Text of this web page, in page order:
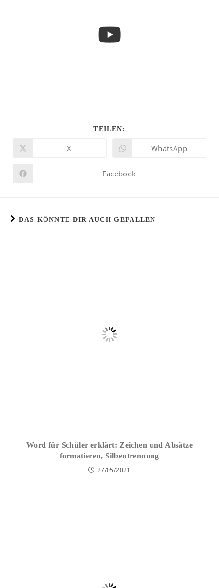
TEILEN:
X WhatsApp
Facebook
DAS KÖNNTE DIR AUCH GEFALLEN
Word für Schüler erklärt: Zeichen und Absätze
formatieren, Silbentrennung
27/05/2021